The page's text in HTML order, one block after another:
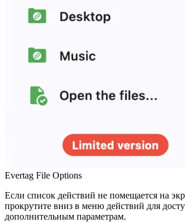
Evertag File Options
Если список действий не помещается на
прокрутите вниз в меню действий для
дополнительным параметрам.